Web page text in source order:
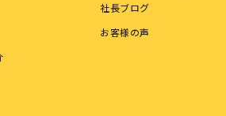
社長ブログ
お客様の声